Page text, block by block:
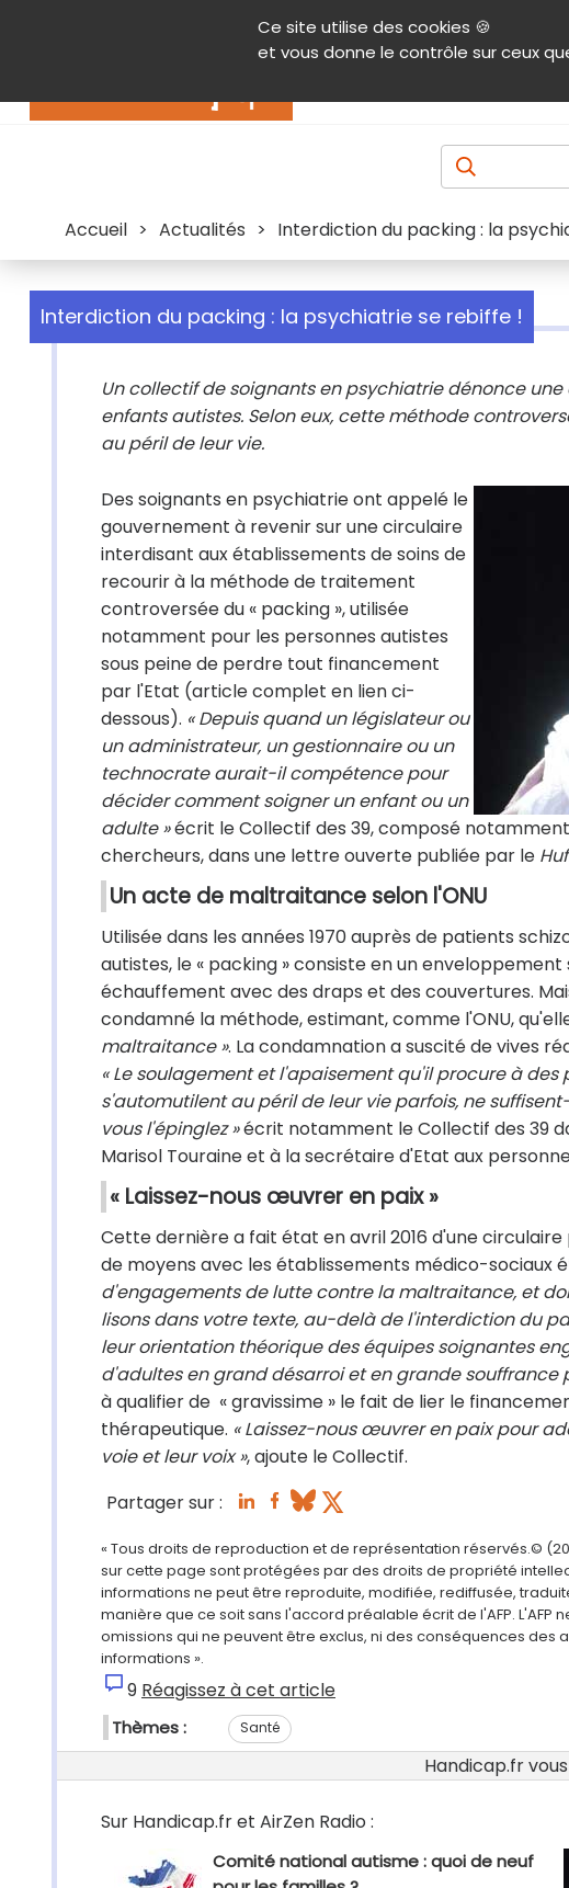
Ce site utilise des cookies 🍪
et vous donne le contrôle sur ceux
Contenu Aide et accessibilité Menu principal
Accueil > Actualités > Interdiction du packing : la
Interdiction du packing : la psychiatrie se rebiffe !
Un collectif de soignants en psychiatrie dénonce
enfants autistes. Selon eux, cette méthode
au péril de leur vie.
Des soignants en psychiatrie ont appelé le
gouvernement à revenir sur une circulaire
interdisant aux établissements de soins de
recourir à la méthode de traitement
controversée du « packing », utilisée
notamment pour les personnes autistes
sous peine de perdre tout financement
par l'Etat (article complet en lien ci-
dessous). « Depuis quand un législateur ou
un administrateur, un gestionnaire ou un
technocrate aurait-il compétence pour
décider comment soigner un enfant ou un
adulte »écrit le Collectif des 39, composé
chercheurs, dans une lettre ouverte publiée par le
Un acte de maltraitance selon l'ONU
Utilisée dans les années 1970 auprès de patients
autistes, le « packing » consiste en un
échauffement avec des draps et des couvertures.
condamné la méthode, estimant, comme l'ONU,
maltraitance ». La condamnation a suscité de vives
« Le soulagement et l'apaisement qu'il procure à
s'automutilent au péril de leur vie parfois, ne
vous l'épinglez »écrit notamment le Collectif des 39
Marisol Touraine et à la secrétaire d'Etat aux
« Laissez-nous œuvrer en paix »
Cette dernière a fait état en avril 2016 d'une
de moyens avec les établissements médico-sociaux
d'engagements de lutte contre la maltraitance, et
lisons dans votre texte, au-delà de l'interdiction du
leur orientation théorique des équipes soignantes
d'adultes en grand désarroi et en grande souffrance
à qualifier de « gravissime » le fait de lier le
thérapeutique. « Laissez-nous œuvrer en paix pour
voie et leur voix », ajoute le Collectif.
Partager sur :
« Tous droits de reproduction et de représentation réservés.©
sur cette page sont protégées par des droits de propriété
informations ne peut être reproduite, modifiée, rediffusée,
manière que ce soit sans l'accord préalable écrit de l'AFP.
omissions qui ne peuvent être exclus, ni des conséquences
informations ».
9 Réagissez à cet article
Thèmes : Santé
Handicap.fr
Sur Handicap.fr et AirZen Radio :
Comité national autisme : quoi de neuf